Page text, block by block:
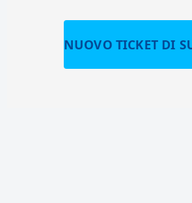
NUOVO TICKET DI